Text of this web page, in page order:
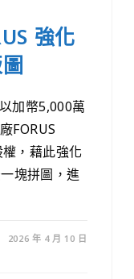
強化
加幣5,000萬
FORUS
，藉此強化
塊拼圖，進
2026 年 4 月 10 日